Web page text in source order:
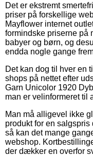
Det er ekstremt
priser på forskellige
Mayflower internet
formindske priserne på
babyer og børn, og
endda nogle gange
Det kan dog til hver en
shops på nettet efter
Garn Unicolor 1920
man er velinformeret til
Man må alligevel ikke
produkt for en
så kan det mange
webshop.
der dækker en overfor